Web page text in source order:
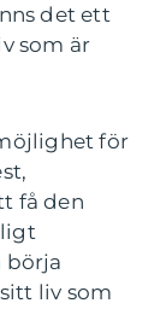
det ett
som är
för
få den
börja
liv som